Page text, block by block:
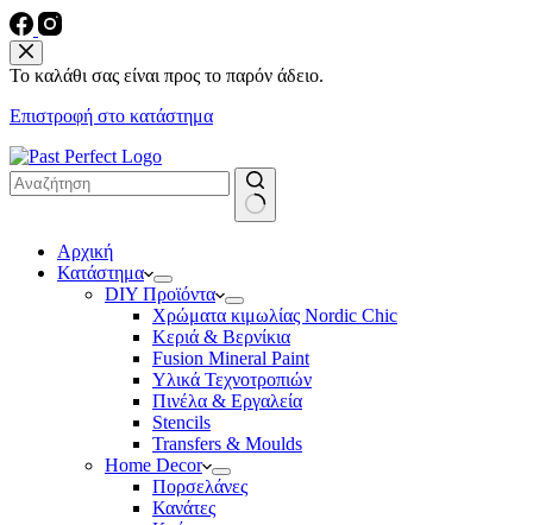
Το καλάθι σας είναι προς το παρόν άδειο.
Επιστροφή στο κατάστημα
results
Αρχική
Κατάστημα
DIY Προϊόντα
Χρώματα κιμωλίας Nordic Chic
Κεριά & Βερνίκια
Fusion Mineral Paint
Υλικά Τεχνοτροπιών
Πινέλα & Εργαλεία
Stencils
Transfers & Moulds
Home Decor
Πορσελάνες
Κανάτες